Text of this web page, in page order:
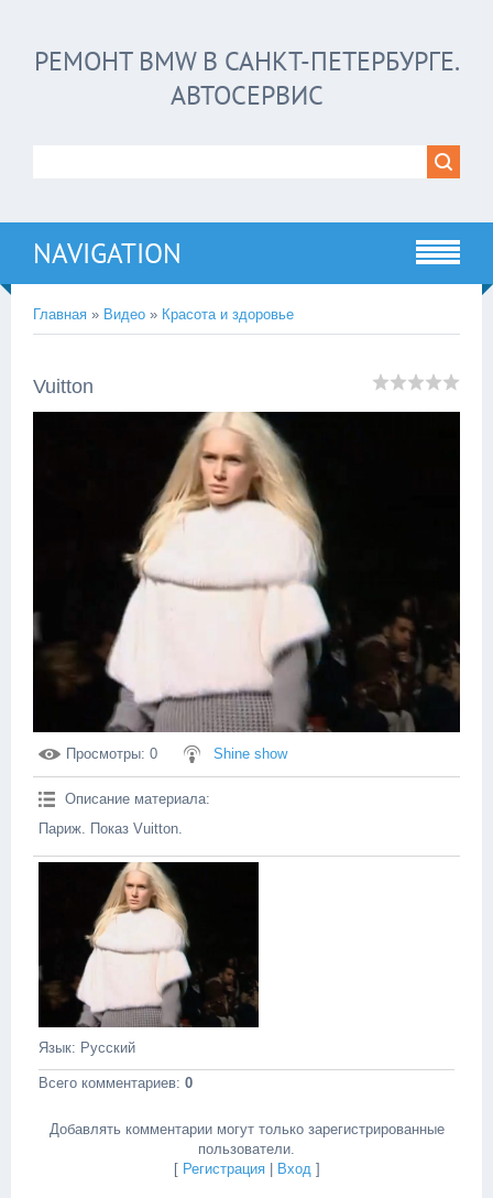
РЕМОНТ BMW В САНКТ-ПЕТЕРБУРГЕ.
АВТОСЕРВИС
NAVIGATION
Главная » Видео » Красота и здоровье
Vuitton
Просмотры: 0 Shine show
Описание материала:
Париж. Показ Vuitton.
Язык: Русский
Всего комментариев: 0
Добавлять комментарии могут только зарегистрированные
пользователи.
[ Регистрация| Вход]